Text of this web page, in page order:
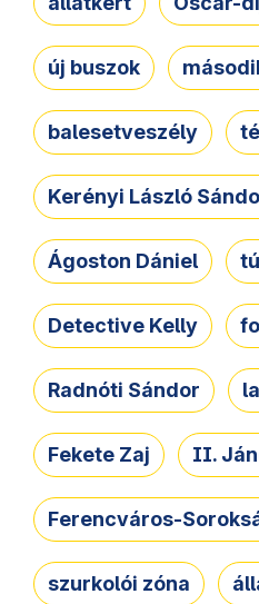
új buszok
balesetveszély
Kerényi László
Ágoston Dániel
Detective Kelly
Radnóti Sándor
Fekete Zaj II.
Ferencváros-
szurkolói zóna